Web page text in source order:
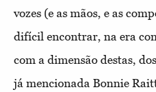
vozes (e as mãos, e as
difícil encontrar, na era
com a dimensão destas,
já mencionada Bonnie